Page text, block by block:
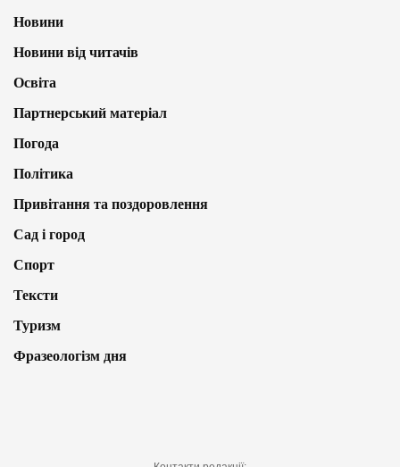
Новини
Новини від читачів
Освіта
Партнерський матеріал
Погода
Політика
Привітання та поздоровлення
Сад і город
Спорт
Тексти
Туризм
Фразеологізм дня